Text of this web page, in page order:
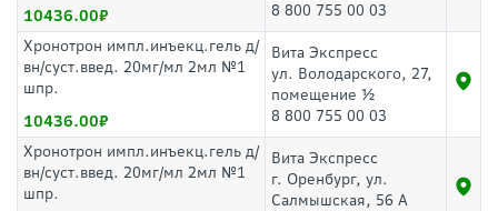
10436.00
8 800 755 00 03
Хронотрон импл.инъекц.гель д/
вн/суст.введ. 20мг/мл 2мл №1
шпр.
10436.00
Вита Экспресс
ул. Володарского, 27,
помещение ½
8 800 755 00 03
Хронотрон импл.инъекц.гель д/
вн/суст.введ. 20мг/мл 2мл №1
шпр.
Вита Экспресс
г. Оренбург, ул.
Салмышская, 56 А